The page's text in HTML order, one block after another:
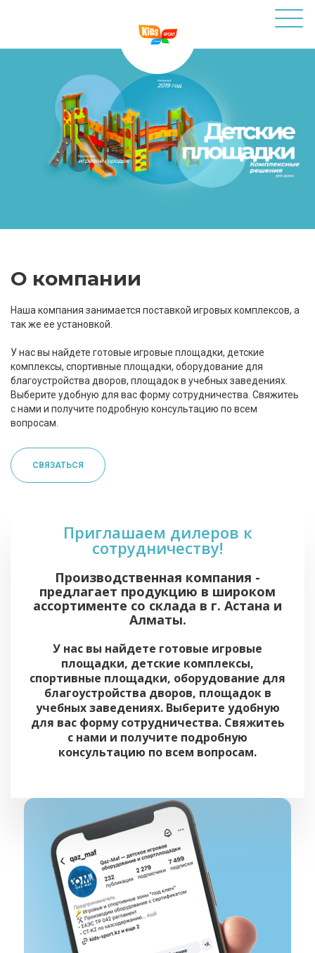
О компании
Наша компания занимается поставкой игровых комплексов, а
так же ее установкой.
У нас вы найдете готовые игровые площадки, детские
комплексы, спортивные площадки, оборудование для
благоустройства дворов, площадок в учебных заведениях.
Выберите удобную для вас форму сотрудничества. Свяжитеь
с нами и получите подробную консультацию по всем
вопросам.
СВЯЗАТЬСЯ
Приглашаем дилеров к
сотрудничеству!
Производственная компания -
предлагает продукцию в широком
ассортименте со склада в г. Астана и
Алматы.
У нас вы найдете готовые игровые
площадки, детские комплексы,
спортивные площадки, оборудование для
благоустройства дворов, площадок в
учебных заведениях. Выберите удобную
для вас форму сотрудничества. Свяжитеь
с нами и получите подробную
консультацию по всем вопросам.